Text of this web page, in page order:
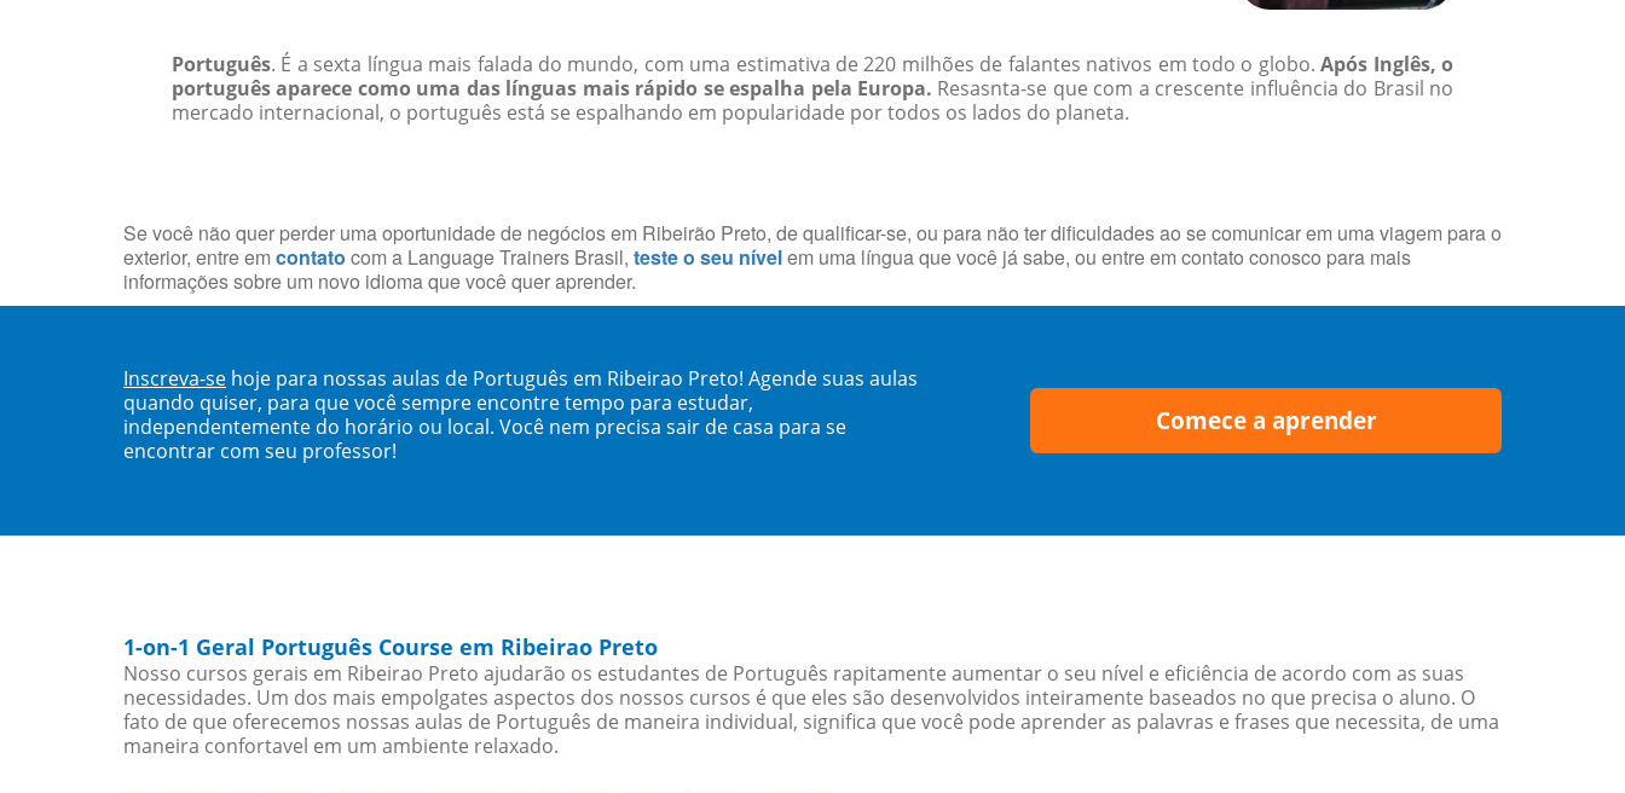
Português. É a sexta língua mais falada do mundo, com uma estimativa de 220 ​​milhões de falantes nativos em todo o globo.Após Inglês, o
português aparece como uma das línguas mais rápido se espalha pela Europa. Resasnta-se que com a crescente influência do Brasil no
mercado internacional, o português está se espalhando em popularidade por todos os lados do planeta.
Se você não quer perder uma oportunidade de negócios em Ribeirão Preto, de qualificar-se, ou para não ter dificuldades ao se comunicar em uma viagem para o
exterior, entre em contato com a Language Trainers Brasil, teste o seu nívelem uma língua que você já sabe, ou entre em contato conosco para mais
informações sobre um novo idioma que você quer aprender.
Inscreva-se hoje para nossas aulas de Português em Ribeirao Preto! Agende suas aulas
quando quiser, para que você sempre encontre tempo para estudar,
independentemente do horário ou local. Você nem precisa sair de casa para se
encontrar com seu professor!
Comece a aprender
1-on-1 Geral Português Course em Ribeirao Preto
Nosso cursos gerais em Ribeirao Preto ajudarão os estudantes de Português rapitamente aumentar o seu nível e eficiência de acordo com as suas
necessidades. Um dos mais empolgates aspectos dos nossos cursos é que eles são desenvolvidos inteiramente baseados no que precisa o aluno. O
fato de que oferecemos nossas aulas de Português de maneira individual, significa que você pode aprender as palavras e frases que necessita, de uma
maneira confortavel em um ambiente relaxado.